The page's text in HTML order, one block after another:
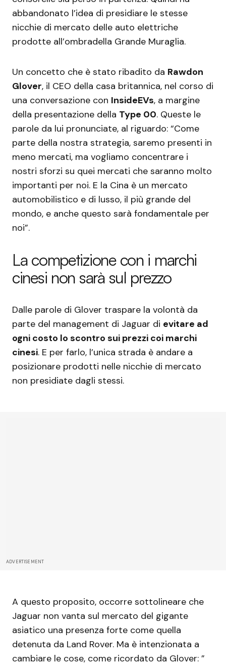
abbandonato l’idea di presidiare le stesse
nicchie di mercato delle auto elettriche
prodotte all’ombradella Grande Muraglia.
Un concetto che è stato ribadito da Rawdon
Glover, il CEO della casa britannica, nel corso di
una conversazione con InsideEVs, a margine
della presentazione della Type 00. Queste le
parole da lui pronunciate, al riguardo: “Come
parte della nostra strategia, saremo presenti in
meno mercati, ma vogliamo concentrare i
nostri sforzi su quei mercati che saranno molto
importanti per noi. E la Cina è un mercato
automobilistico e di lusso, il più grande del
mondo, e anche questo sarà fondamentale per
noi”.
La competizione con i marchi
cinesi non sarà sul prezzo
Dalle parole di Glover traspare la volontà da
parte del management di Jaguar di evitare ad
ogni costo lo scontro sui prezzi coi marchi
cinesi. E per farlo, l’unica strada è andare a
posizionare prodotti nelle nicchie di mercato
non presidiate dagli stessi.
ADVERTISEMENT
A questo proposito, occorre sottolineare che
Jaguar non vanta sul mercato del gigante
asiatico una presenza forte come quella
detenuta da Land Rover. Ma è intenzionata a
cambiare le cose, come ricordato da Glover: ”